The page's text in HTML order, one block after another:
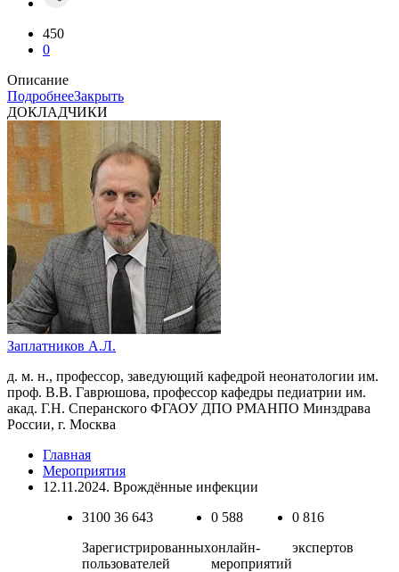
450
0
Описание
ПодробнееЗакрыть
ДОКЛАДЧИКИ
Заплатников А.Л.
д. м. н., профессор, заведующий кафедрой неонатологии им.
проф. В.В. Гаврюшова, профессор кафедры педиатрии им.
акад. Г.Н. Сперанского ФГАОУ ДПО РМАНПО Минздрава
России, г. Москва
Главная
Мероприятия
12.11.2024. Врождённые инфекции
3100 36 643
Зарегистрированных
пользователей
0 588
онлайн-
мероприятий
0 816
экспертов